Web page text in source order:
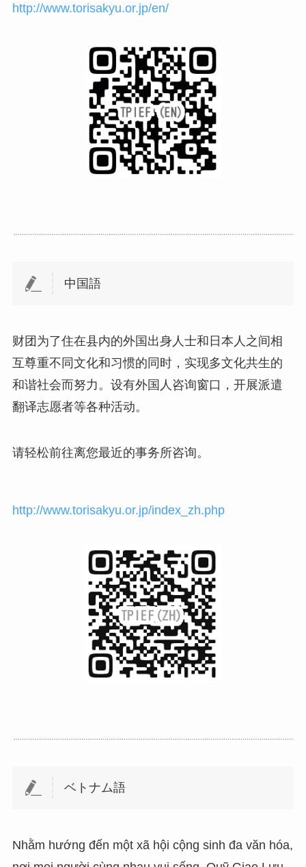
http://www.torisakyu.or.jp/en/
中国語
财团为了住在县内的外国出身人士和日本人之间相
互尊重不同文化和习惯的同时，实现多文化共生的
和谐社会而努力。设有外国人咨询窗口，开展派遣
翻译志愿者等各种活动。
请轻松前往离您最近的事务所咨询。
http://www.torisakyu.or.jp/index_zh.php
ベトナム語
Nhằm hướng đến một xã hội cộng sinh đa văn hóa,